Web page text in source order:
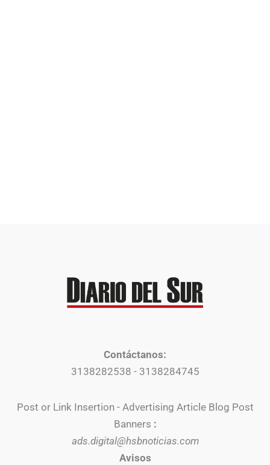
Contáctanos:
3138282538 - 3138284745
Post or Link Insertion - Advertising Article Blog Post
Banners :
ads.digital@hsbnoticias.com
Avisos